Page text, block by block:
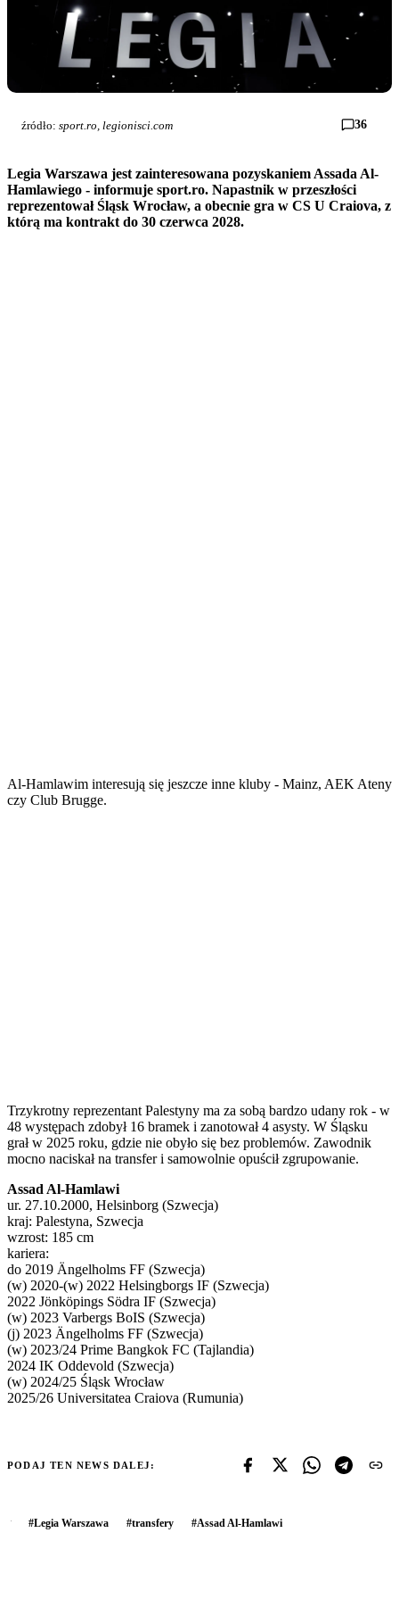
źródło: sport.ro, legionisci.com 36
Legia Warszawa jest zainteresowana pozyskaniem Assada Al-
Hamlawiego - informuje sport.ro. Napastnik w przeszłości
reprezentował Śląsk Wrocław, a obecnie gra w CS U Craiova, z
którą ma kontrakt do 30 czerwca 2028.
Al-Hamlawim interesują się jeszcze inne kluby - Mainz, AEK Ateny
czy Club Brugge.
Trzykrotny reprezentant Palestyny ma za sobą bardzo udany rok - w
48 występach zdobył 16 bramek i zanotował 4 asysty. W Śląsku
grał w 2025 roku, gdzie nie obyło się bez problemów. Zawodnik
mocno naciskał na transfer i samowolnie opuścił zgrupowanie.
Assad Al-Hamlawi
ur. 27.10.2000, Helsinborg (Szwecja)
kraj: Palestyna, Szwecja
wzrost: 185 cm
kariera:
do 2019 Ängelholms FF (Szwecja)
(w) 2020-(w) 2022 Helsingborgs IF (Szwecja)
2022 Jönköpings Södra IF (Szwecja)
(w) 2023 Varbergs BoIS (Szwecja)
(j) 2023 Ängelholms FF (Szwecja)
(w) 2023/24 Prime Bangkok FC (Tajlandia)
2024 IK Oddevold (Szwecja)
(w) 2024/25 Śląsk Wrocław
2025/26 Universitatea Craiova (Rumunia)
PODAJ TEN NEWS DALEJ:
#Legia Warszawa #transfery #Assad Al-Hamlawi